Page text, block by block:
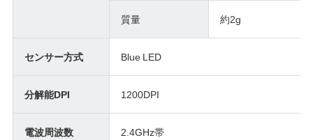
質量 約2g
センサー方式 Blue LED
分解能DPI 1200DPI
電波周波数 2.4GHz帯